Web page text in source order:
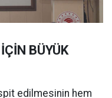
BÜYÜK
edilmesinin hem